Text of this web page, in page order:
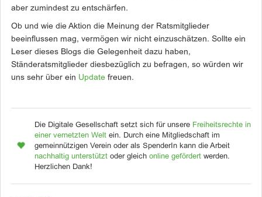
aber zumindest zu entschärfen.
Ob und wie die Aktion die Meinung der Ratsmitglieder
beeinflussen mag, vermögen wir nicht einzuschätzen. Sollte ein
Leser dieses Blogs die Gelegenheit dazu haben,
Ständeratsmitglieder diesbezüglich zu befragen, so würden wir
uns sehr über ein Update freuen.
Die Digitale Gesellschaft setzt sich für unsere Freiheitsrechte in
einer vernetzten Welt ein. Durch eine Mitgliedschaft im
gemeinnützigen Verein oder als SpenderIn kann die Arbeit
nachhaltig unterstützt oder gleich online gefördert werden.
Herzlichen Dank!